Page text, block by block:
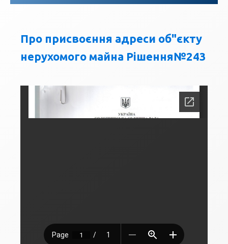
Про присвоєння адреси об"єкту
нерухомого майна Рішення№243